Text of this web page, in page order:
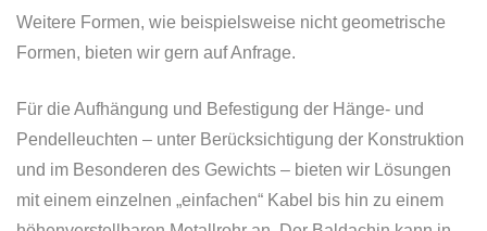
Weitere Formen, wie beispielsweise nicht geometrische
Formen, bieten wir gern auf Anfrage.
Für die Aufhängung und Befestigung der Hänge- und
Pendelleuchten – unter Berücksichtigung der Konstruktion
und im Besonderen des Gewichts – bieten wir Lösungen
mit einem einzelnen „einfachen“ Kabel bis hin zu einem